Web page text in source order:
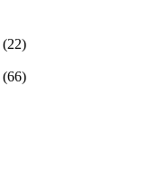
(22)
(66)